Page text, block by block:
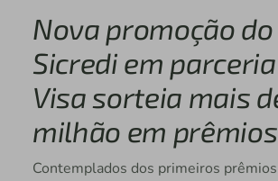
Nova promoção do
Sicredi em
Visa sorteia mais
milhão em prêmios
Contemplados dos primeiros